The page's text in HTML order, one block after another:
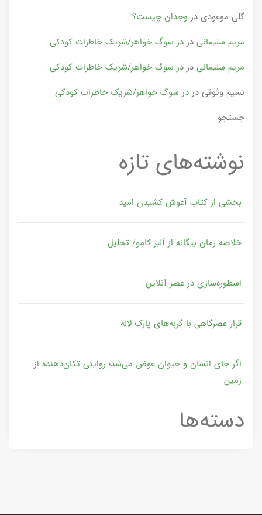
گلی موعودی در وجدان چیست؟
مریم سلیمانی در در سوگ خواهر/شریک خاطرات کودکی
مریم سلیمانی در در سوگ خواهر/شریک خاطرات کودکی
نسیم وثوقی در در سوگ خواهر/شریک خاطرات کودکی
جستجو
نوشته‌های تازه
بخشی از کتاب آغوش کشیدن امید
خلاصه رمان بیگانه از آلبر کامو/ تحلیل
اسطوره‌سازی در عصر آنلاین
قرار عصرگاهی با گربه‌های پارک لاله
اگر جای انسان و حیوان عوض می‌شد؛ روایتی تکان‌دهنده از
زمین
دسته‌ها